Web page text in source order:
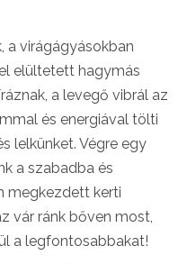
a virágágyásokban
elültetett hagymás
a levegő vibrál az
és energiával tölti
lelkünket. Végre egy
a szabadba és
megkezdett kerti
vár ránk bőven most,
a legfontosabbakat!